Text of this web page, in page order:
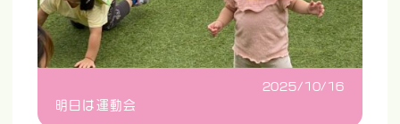
2025/10/16
明日は運動会